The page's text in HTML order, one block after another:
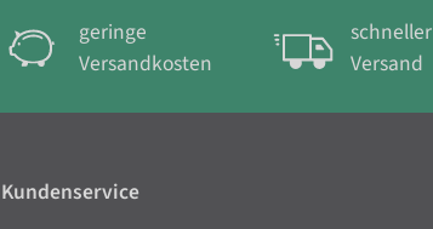
geringe
Versandkosten
schneller
Versand
Kundenservice